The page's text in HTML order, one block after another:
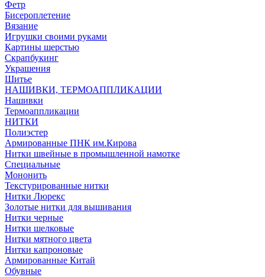
Фетр
Бисероплетение
Вязание
Игрушки своими руками
Картины шерстью
Скрапбукинг
Украшения
Шитье
НАШИВКИ, ТЕРМОАППЛИКАЦИИ
Нашивки
Термоаппликации
НИТКИ
Полиэстер
Армированные ПНК им.Кирова
Нитки швейные в промышленной намотке
Специальные
Мононить
Текстурированные нитки
Нитки Люрекс
Золотые нитки для вышивания
Нитки черные
Нитки шелковые
Нитки мятного цвета
Нитки капроновые
Армированные Китай
Обувные